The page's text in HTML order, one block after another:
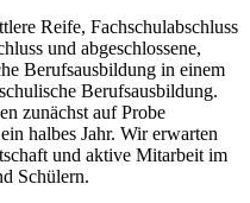
Reife, Fachschulabschluss
und abgeschlossene,
Berufsausbildung in einem
Berufsausbildung.
zunächst auf Probe
halbes Jahr. Wir erwarten
und aktive Mitarbeit im
Schülern.